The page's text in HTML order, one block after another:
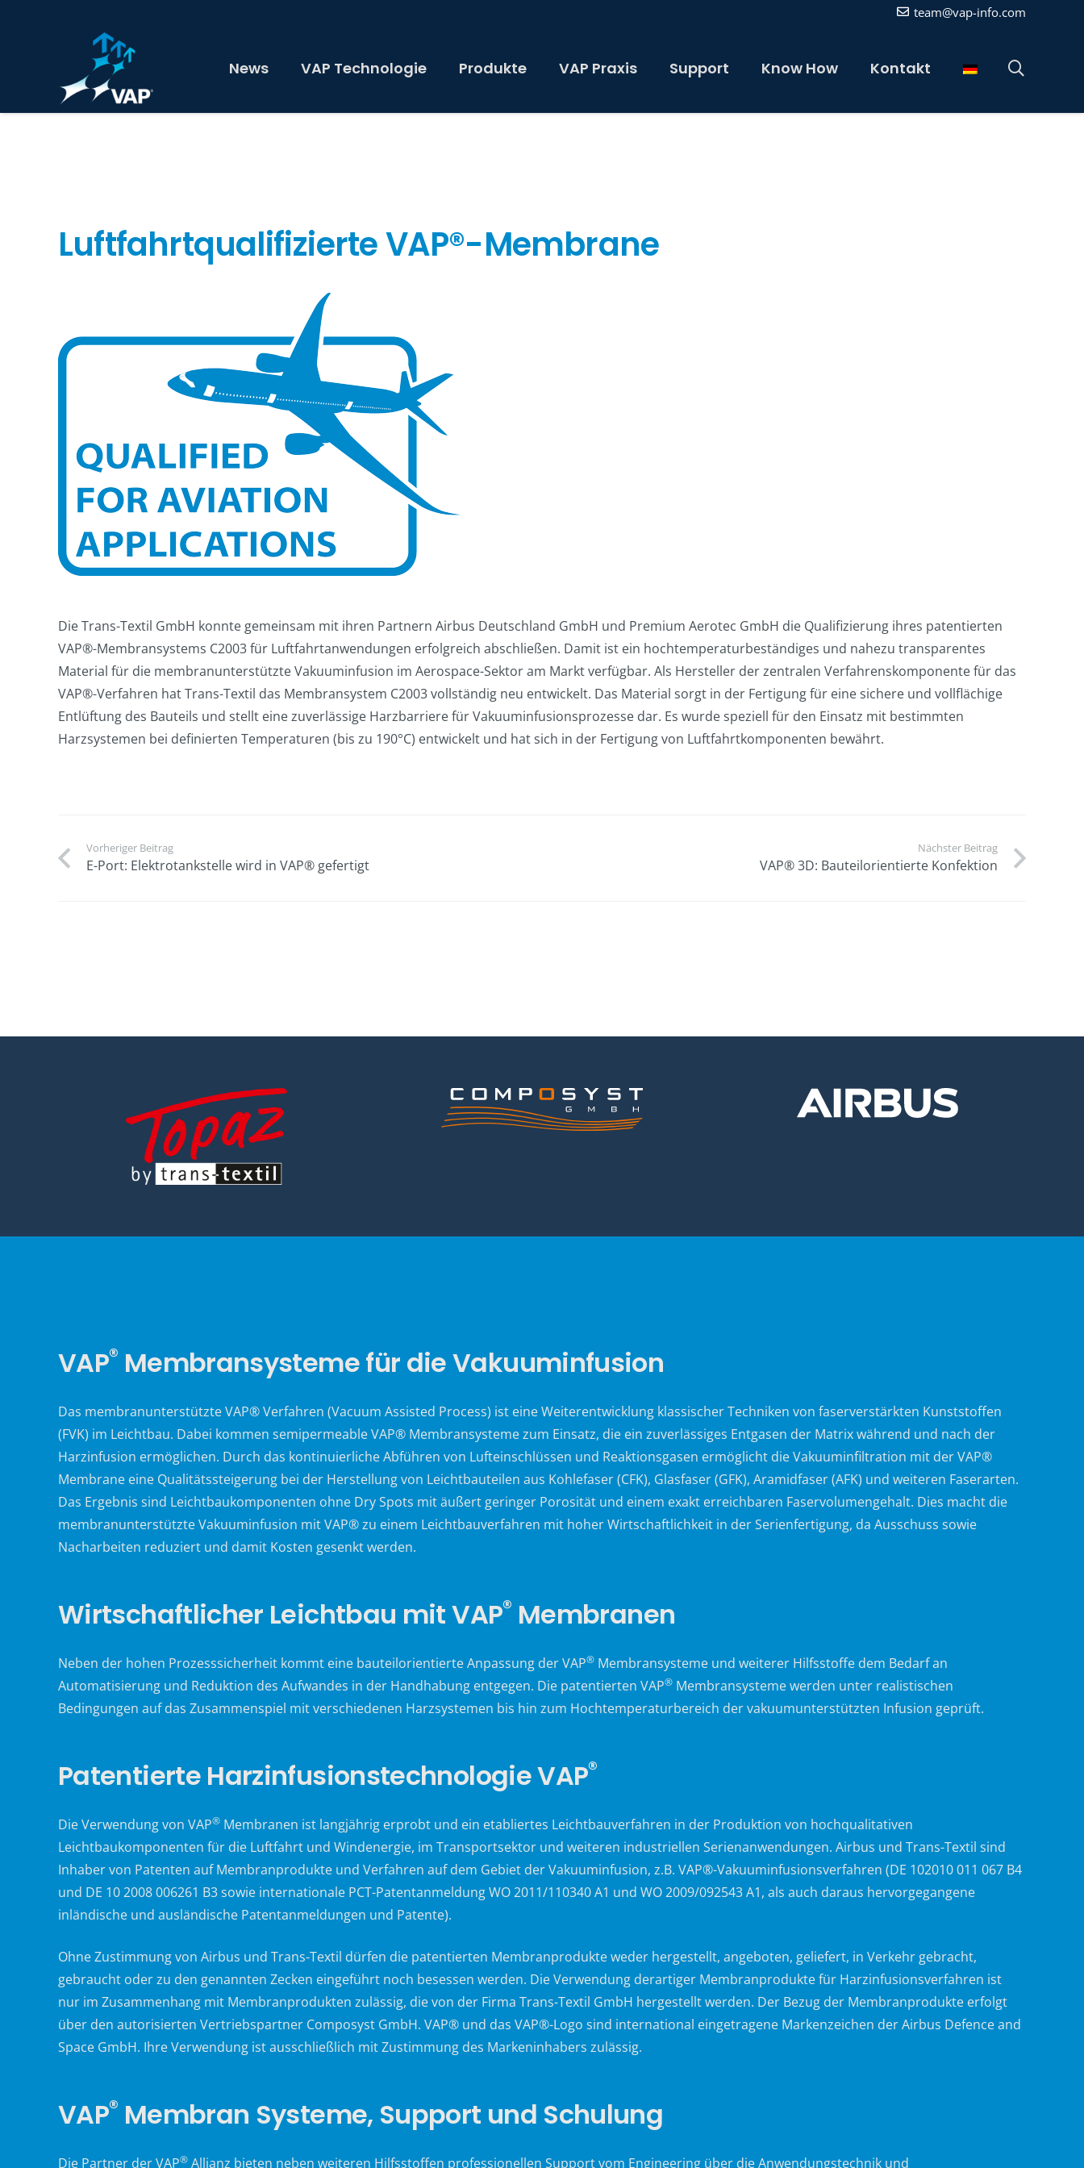
team@vap-info.com
News VAP Technologie Produkte VAP Praxis Support Know How Kontakt
Luftfahrtqualifizierte VAP®-Membrane
Die Trans-Textil GmbH konnte gemeinsam mit ihren Partnern Airbus Deutschland GmbH und Premium Aerotec GmbH die Qualifizierung ihres patentierten
VAP®-Membransystems C2003 für Luftfahrtanwendungen erfolgreich abschließen. Damit ist ein hochtemperaturbeständiges und nahezu transparentes
Material für die membranunterstützte Vakuuminfusion im Aerospace-Sektor am Markt verfügbar. Als Hersteller der zentralen Verfahrenskomponente für das
VAP®-Verfahren hat Trans-Textil das Membransystem C2003 vollständig neu entwickelt. Das Material sorgt in der Fertigung für eine sichere und vollflächige
Entlüftung des Bauteils und stellt eine zuverlässige Harzbarriere für Vakuuminfusionsprozesse dar. Es wurde speziell für den Einsatz mit bestimmten
Harzsystemen bei definierten Temperaturen (bis zu 190°C) entwickelt und hat sich in der Fertigung von Luftfahrtkomponenten bewährt.
Vorheriger Beitrag
E-Port: Elektrotankstelle wird in VAP® gefertigt
Nächster Beitrag
VAP® 3D: Bauteilorientierte Konfektion
VAP® Membransysteme für die Vakuuminfusion
Das membranunterstützte VAP® Verfahren (Vacuum Assisted Process) ist eine Weiterentwicklung klassischer Techniken von faserverstärkten Kunststoffen
(FVK) im Leichtbau. Dabei kommen semipermeable VAP® Membransysteme zum Einsatz, die ein zuverlässiges Entgasen der Matrix während und nach der
Harzinfusion ermöglichen. Durch das kontinuierliche Abführen von Lufteinschlüssen und Reaktionsgasen ermöglicht die Vakuuminfiltration mit der VAP®
Membrane eine Qualitätssteigerung bei der Herstellung von Leichtbauteilen aus Kohlefaser (CFK), Glasfaser (GFK), Aramidfaser (AFK) und weiteren Faserarten.
Das Ergebnis sind Leichtbaukomponenten ohne Dry Spots mit äußert geringer Porosität und einem exakt erreichbaren Faservolumengehalt. Dies macht die
membranunterstützte Vakuuminfusion mit VAP® zu einem Leichtbauverfahren mit hoher Wirtschaftlichkeit in der Serienfertigung, da Ausschuss sowie
Nacharbeiten reduziert und damit Kosten gesenkt werden.
Wirtschaftlicher Leichtbau mit VAP® Membranen
Neben der hohen Prozesssicherheit kommt eine bauteilorientierte Anpassung der VAP® Membransysteme und weiterer Hilfsstoffe dem Bedarf an
Automatisierung und Reduktion des Aufwandes in der Handhabung entgegen. Die patentierten VAP® Membransysteme werden unter realistischen
Bedingungen auf das Zusammenspiel mit verschiedenen Harzsystemen bis hin zum Hochtemperaturbereich der vakuumunterstützten Infusion geprüft.
Patentierte Harzinfusionstechnologie VAP®
Die Verwendung von VAP® Membranen ist langjährig erprobt und ein etabliertes Leichtbauverfahren in der Produktion von hochqualitativen
Leichtbaukomponenten für die Luftfahrt und Windenergie, im Transportsektor und weiteren industriellen Serienanwendungen. Airbus und Trans-Textil sind
Inhaber von Patenten auf Membranprodukte und Verfahren auf dem Gebiet der Vakuuminfusion, z.B. VAP®-Vakuuminfusionsverfahren (DE 102010 011 067 B4
und DE 10 2008 006261 B3 sowie internationale PCT-Patentanmeldung WO 2011/110340 A1 und WO 2009/092543 A1, als auch daraus hervorgegangene
inländische und ausländische Patentanmeldungen und Patente).
Ohne Zustimmung von Airbus und Trans-Textil dürfen die patentierten Membranprodukte weder hergestellt, angeboten, geliefert, in Verkehr gebracht,
gebraucht oder zu den genannten Zecken eingeführt noch besessen werden. Die Verwendung derartiger Membranprodukte für Harzinfusionsverfahren ist
nur im Zusammenhang mit Membranprodukten zulässig, die von der Firma Trans-Textil GmbH hergestellt werden. Der Bezug der Membranprodukte erfolgt
über den autorisierten Vertriebspartner Composyst GmbH. VAP® und das VAP®-Logo sind international eingetragene Markenzeichen der Airbus Defence and
Space GmbH. Ihre Verwendung ist ausschließlich mit Zustimmung des Markeninhabers zulässig.
VAP® Membran Systeme, Support und Schulung
Die Partner der VAP® Allianz bieten neben weiteren Hilfsstoffen professionellen Support vom Engineering über die Anwendungstechnik und